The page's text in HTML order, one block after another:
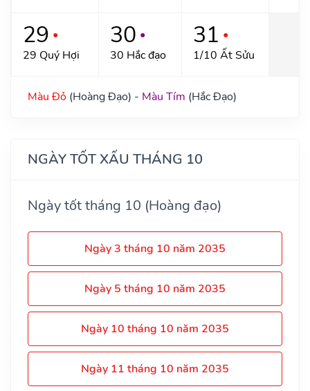
29 ●
29 Quý Hợi
30 ●
30 Hắc đạo
31 ●
1/10 Ất Sửu
Màu Đỏ (Hoàng Đạo) - Màu Tím (Hắc Đạo)
NGÀY TỐT XẤU THÁNG 10
Ngày tốt tháng 10 (Hoàng đạo)
Ngày 3 tháng 10 năm 2035
Ngày 5 tháng 10 năm 2035
Ngày 10 tháng 10 năm 2035
Ngày 11 tháng 10 năm 2035